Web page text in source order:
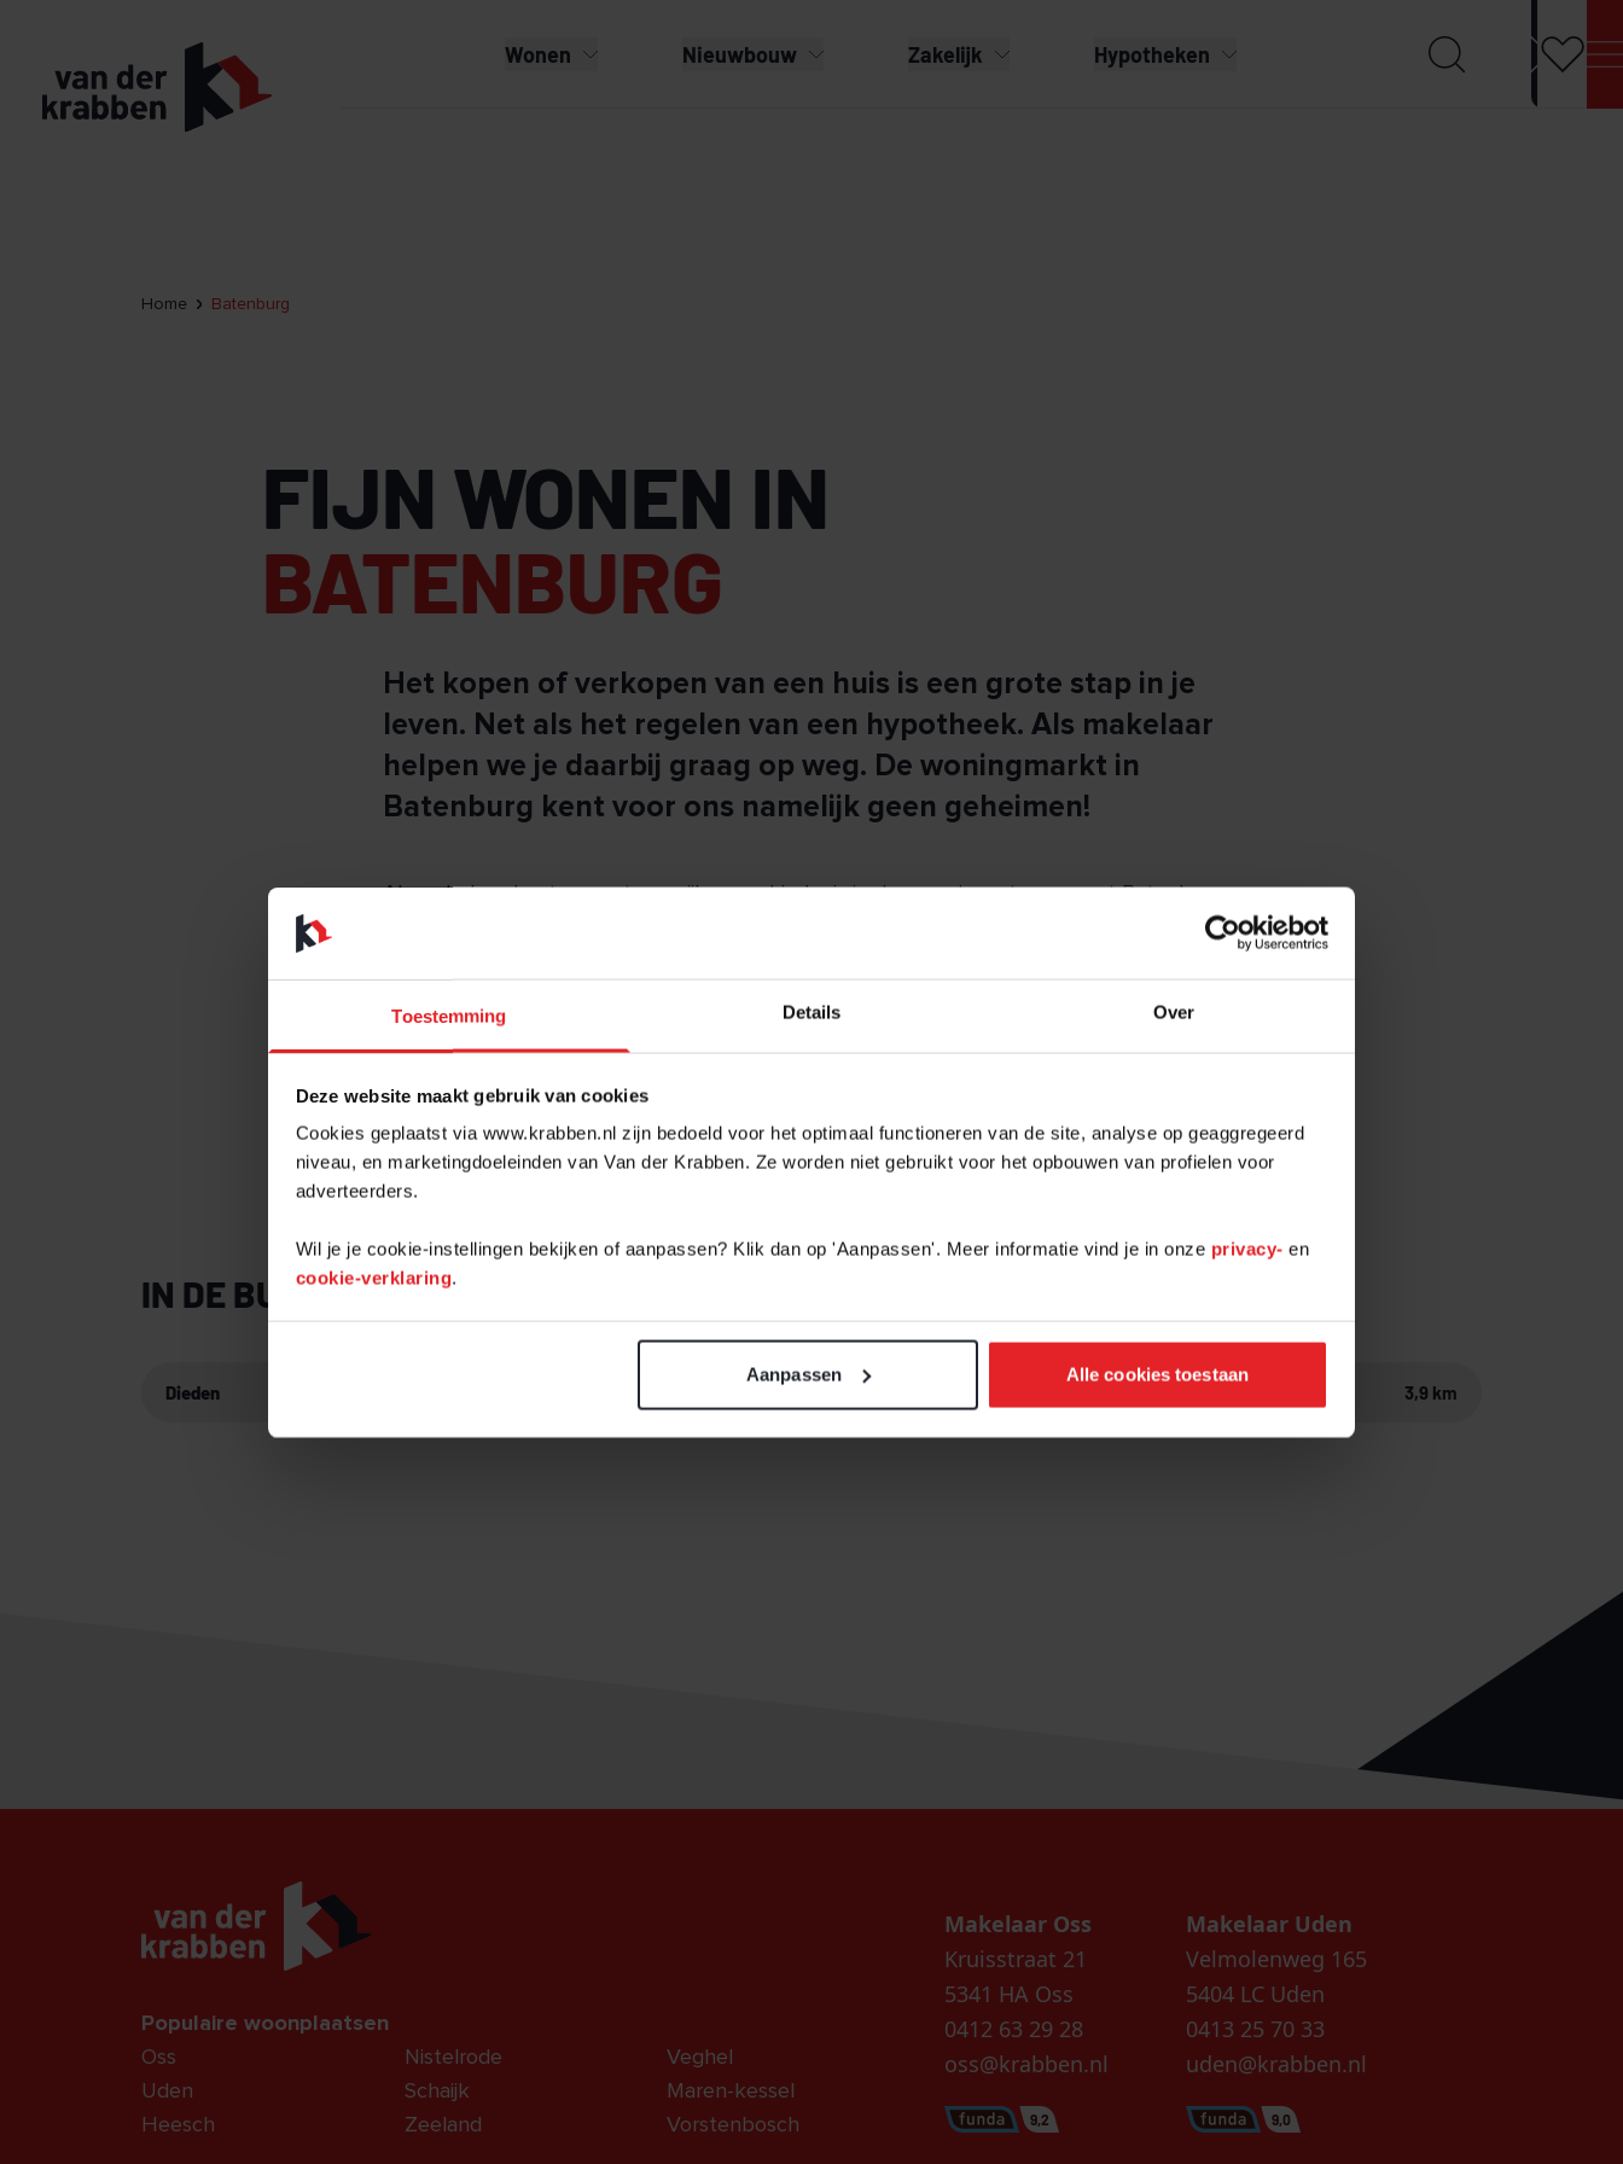
Toestemming Details Over
Deze website maakt gebruik van cookies
Cookies geplaatst via www.krabben.nl zijn bedoeld voor het optimaal functioneren van de site, analyse op geaggregeerd
niveau, en marketingdoeleinden van Van der Krabben. Ze worden niet gebruikt voor het opbouwen van profielen voor
adverteerders.
Wil je je cookie-instellingen bekijken of aanpassen? Klik dan op 'Aanpassen'. Meer informatie vind je in onze privacy- en
cookie-verklaring.
Aanpassen Alle cookies toestaan
Wonen Nieuwbouw Zakelijk Hypotheken
Home Batenburg
FIJN WONEN IN
BATENBURG
Het kopen of verkopen van een huis is een grote stap in je
leven. Net als het regelen van een hypotheek. Als makelaar
helpen we je daarbij graag op weg. De woningmarkt in
Batenburg kent voor ons namelijk geen geheimen!
Als makelaarskantoor met een rijke geschiedenis in deze regio weten we wat Batenburg
we je perfect helpen bij het kopen, verkopen of taxeren van je huis. En zoek je een
In Batenburg is het fijn wonen. Daar halen we samen graag het maximale uit!
IN DE BUURT
Dieden 3,9 km
Populaire woonplaatsen
Oss
Uden
Heesch
Nistelrode
Schaijk
Zeeland
Veghel
Maren-kessel
Vorstenbosch
Makelaar Oss
Kruisstraat 21
5341 HA Oss
0412 63 29 28
oss@krabben.nl
9,2
Makelaar Uden
Velmolenweg 165
5404 LC Uden
0413 25 70 33
uden@krabben.nl
9,0